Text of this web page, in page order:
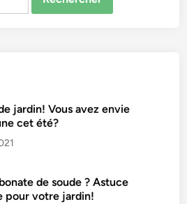
jardin! Vous avez envie
cet été?
de soude ? Astuce
pour votre jardin!